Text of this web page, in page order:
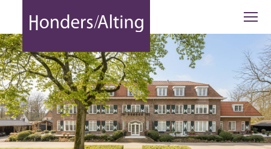
Klompven 26G, Oisterwijk - Honders